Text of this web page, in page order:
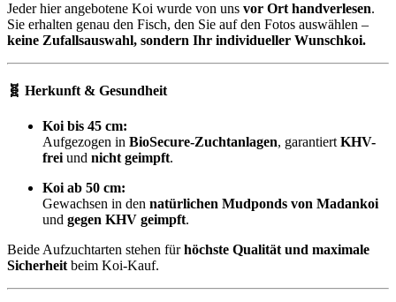
Jeder hier angebotene Koi wurde von uns vor Ort handverlesen.
Sie erhalten genau den Fisch, den Sie auf den Fotos auswählen –
keine Zufallsauswahl, sondern Ihr individueller Wunschkoi.
🧬 Herkunft & Gesundheit
Koi bis 45 cm:
Aufgezogen in BioSecure-Zuchtanlagen, garantiert KHV-
frei und nicht geimpft.
Koi ab 50 cm:
Gewachsen in den natürlichen Mudponds von Madankoi
und gegen KHV geimpft.
Beide Aufzuchtarten stehen fürhöchste Qualität und maximale
Sicherheit beim Koi-Kauf.